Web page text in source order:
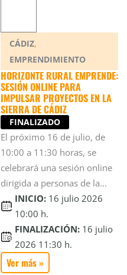
CÁDIZ,
EMPRENDIMIENTO
HORIZONTE RURAL EMPRENDE:
SESIÓN ONLINE PARA
IMPULSAR PROYECTOS EN LA
SIERRA DE CÁDIZ
FINALIZADO
El próximo 16 de julio, de
10:00 a 11:30 horas, se
celebrará una sesión online
dirigida a personas de la...
INICIO: 16 julio 2026
10:00 h.
FINALIZACIÓN: 16 julio
2026 11:30 h.
Ver más »